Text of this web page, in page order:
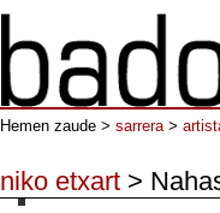
Hemen zaude > sarrera>
niko etxart >